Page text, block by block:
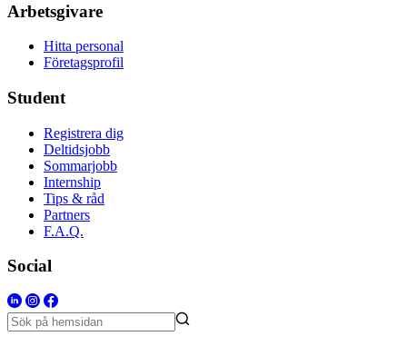
Arbetsgivare
Hitta personal
Företagsprofil
Student
Registrera dig
Deltidsjobb
Sommarjobb
Internship
Tips & råd
Partners
F.A.Q.
Social